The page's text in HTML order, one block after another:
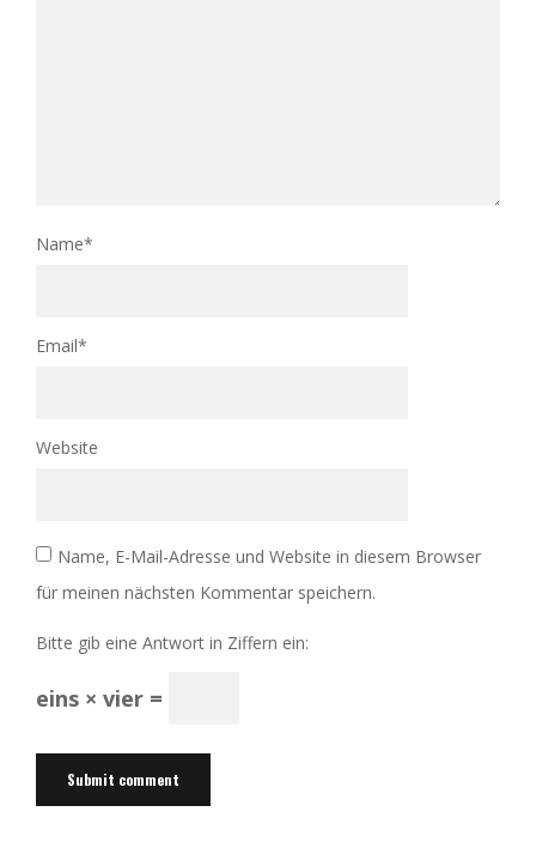
Name*
Email*
Website
Name, E-Mail-Adresse und Website in diesem Browser
für meinen nächsten Kommentar speichern.
Bitte gib eine Antwort in Ziffern ein:
eins × vier =